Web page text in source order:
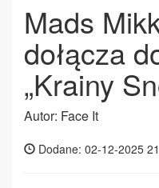
Mads
dołącza
„Krainy
Autor: Face It
Dodane: 02-12-2025